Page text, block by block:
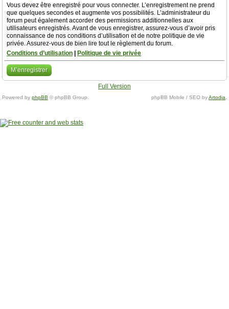
Vous devez être enregistré pour vous connecter. L’enregistrement ne prend
que quelques secondes et augmente vos possibilités. L’administrateur du
forum peut également accorder des permissions additionnelles aux
utilisateurs enregistrés. Avant de vous enregistrer, assurez-vous d’avoir pris
connaissance de nos conditions d’utilisation et de notre politique de vie
privée. Assurez-vous de bien lire tout le règlement du forum.
Conditions d’utilisation
Politique de vie privée
M’enregistrer
Full Version
Powered by phpBB © phpBB Group. phpBB Mobile / SEO byArtodia